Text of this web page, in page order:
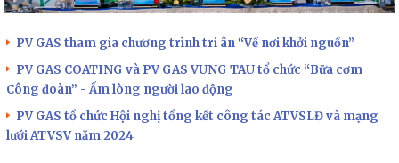
PV GAS tham gia chương trình tri ân “Về nơi khởi nguồn”
PV GAS COATING và PV GAS VUNG TAU tổ chức “Bữa cơm
Công đoàn” - Ấm lòng người lao động
PV GAS tổ chức Hội nghị tổng kết công tác ATVSLĐ và mạng
lưới ATVSV năm 2024